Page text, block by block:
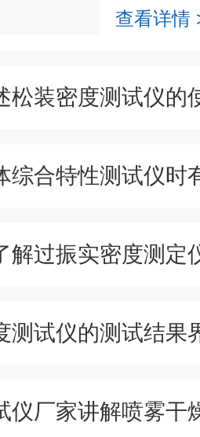
查看详情
松装密度测试仪的
解过振实密度测定
测试仪的测试结果